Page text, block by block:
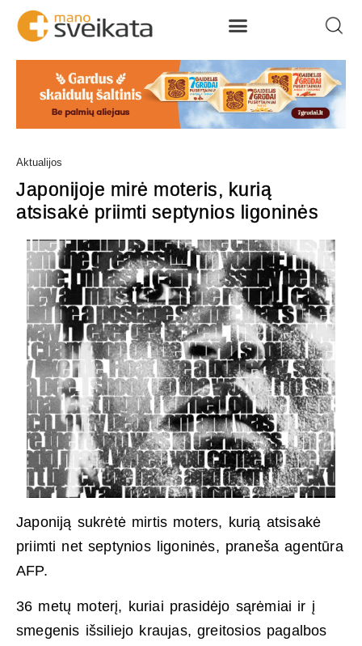
Aktualijos
Japonijoje mirė moteris, kurią
atsisakė priimti septynios ligoninės
Japoniją sukrėtė mirtis moters, kurią atsisakė
priimti net septynios ligoninės, praneša agentūra
AFP.
36 metų moterį, kuriai prasidėjo sąrėmiai ir į
smegenis išsiliejo kraujas, greitosios pagalbos